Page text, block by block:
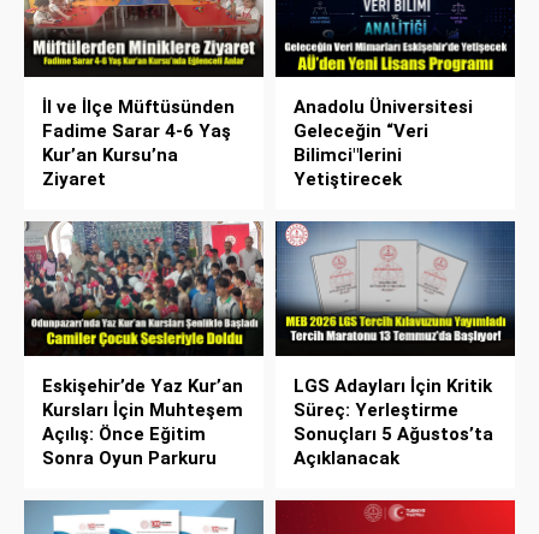
İl ve İlçe Müftüsünden
Fadime Sarar 4-6 Yaş
Kur’an Kursu’na
Ziyaret
Anadolu Üniversitesi
Geleceğin “Veri
Bilimci"lerini
Yetiştirecek
Eskişehir’de Yaz Kur’an
Kursları İçin Muhteşem
Açılış: Önce Eğitim
Sonra Oyun Parkuru
LGS Adayları İçin Kritik
Süreç: Yerleştirme
Sonuçları 5 Ağustos’ta
Açıklanacak